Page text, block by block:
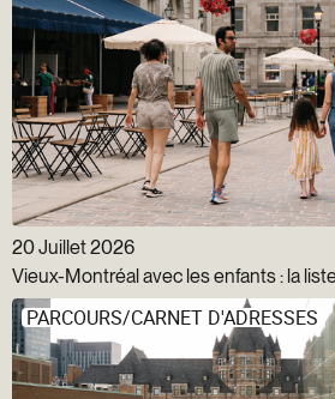
20 Juillet 2026
Vieux-Montréal avec les enfants : la
PARCOURS/CARNET D'ADRESSES